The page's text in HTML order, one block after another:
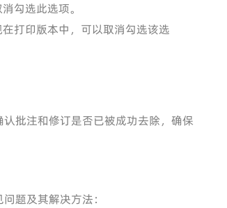
勾选此选项。
打印版本中，可以取消勾选该选
批注和修订是否已被成功去除，确保
题及其解决方法：